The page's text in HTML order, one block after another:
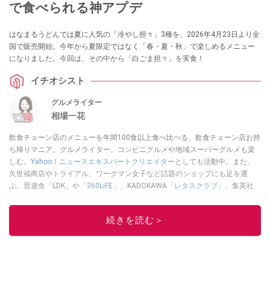
で食べられる神アプデ
はなまるうどんでは夏に人気の「冷やし担々」3種を、2026年4月23日より全
国で販売開始。今年から夏限定ではなく「春・夏・秋」で楽しめるメニュー
になりました。今回は、その中から「白ごま担々」を実食！
イチオシスト
グルメライター
相場一花
飲食チェーン店のメニューを年間100食以上食べ比べる、飲食チェーン店お持
ち帰りマニア。グルメライター。コンビニグルメや地域スーパーグルメも楽
しむ。 Yahoo！ニュースエキスパートクリエイター としても活動中。また、
久世福商店やトライアル、ワークマン女子など話題のショップにも足を運
ぶ。晋遊舎「LDK」や 「360LiFE」 、KADOKAWA 「レタスクラブ」
、集英社
ルメライター、食の専門家として出演実績あり。
続きを読む＞